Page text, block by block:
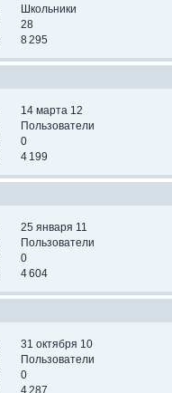
Школьники
28
8 295
14 марта 12
Пользователи
0
4 199
25 января 11
Пользователи
0
4 604
31 октября 10
Пользователи
0
4 287